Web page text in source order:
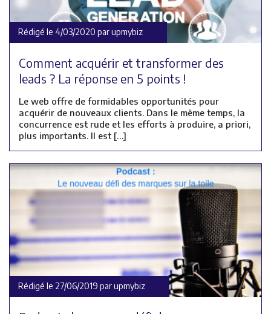
Rédigé le 4/03/2020 par upmybiz
Comment acquérir et transformer des
leads ? La réponse en 5 points !
Le web offre de formidables opportunités pour
acquérir de nouveaux clients. Dans le même temps, la
concurrence est rude et les efforts à produire, a priori,
plus importants. Il est […]
Rédigé le 27/06/2019 par upmybiz